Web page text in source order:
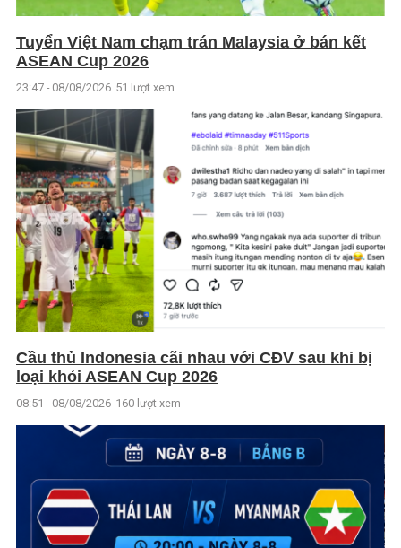
Tuyển Việt Nam chạm trán Malaysia ở bán kết
ASEAN Cup 2026
23:47 - 08/08/2026 51 lượt xem
Cầu thủ Indonesia cãi nhau với CĐV sau khi bị
loại khỏi ASEAN Cup 2026
08:51 - 08/08/2026 160 lượt xem